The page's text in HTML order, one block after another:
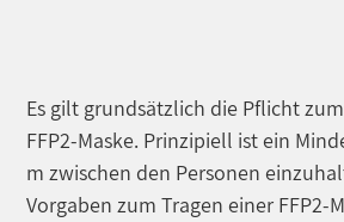
Es gilt grundsätzlich die Pflicht
FFP2-Maske. Prinzipiell ist ein
m zwischen den Personen
Vorgaben zum Tragen einer FFP2-